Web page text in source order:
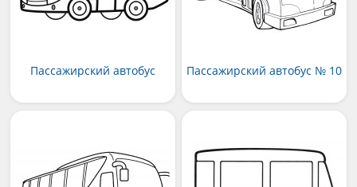
Пассажирский автобус Пассажирский автобус № 10